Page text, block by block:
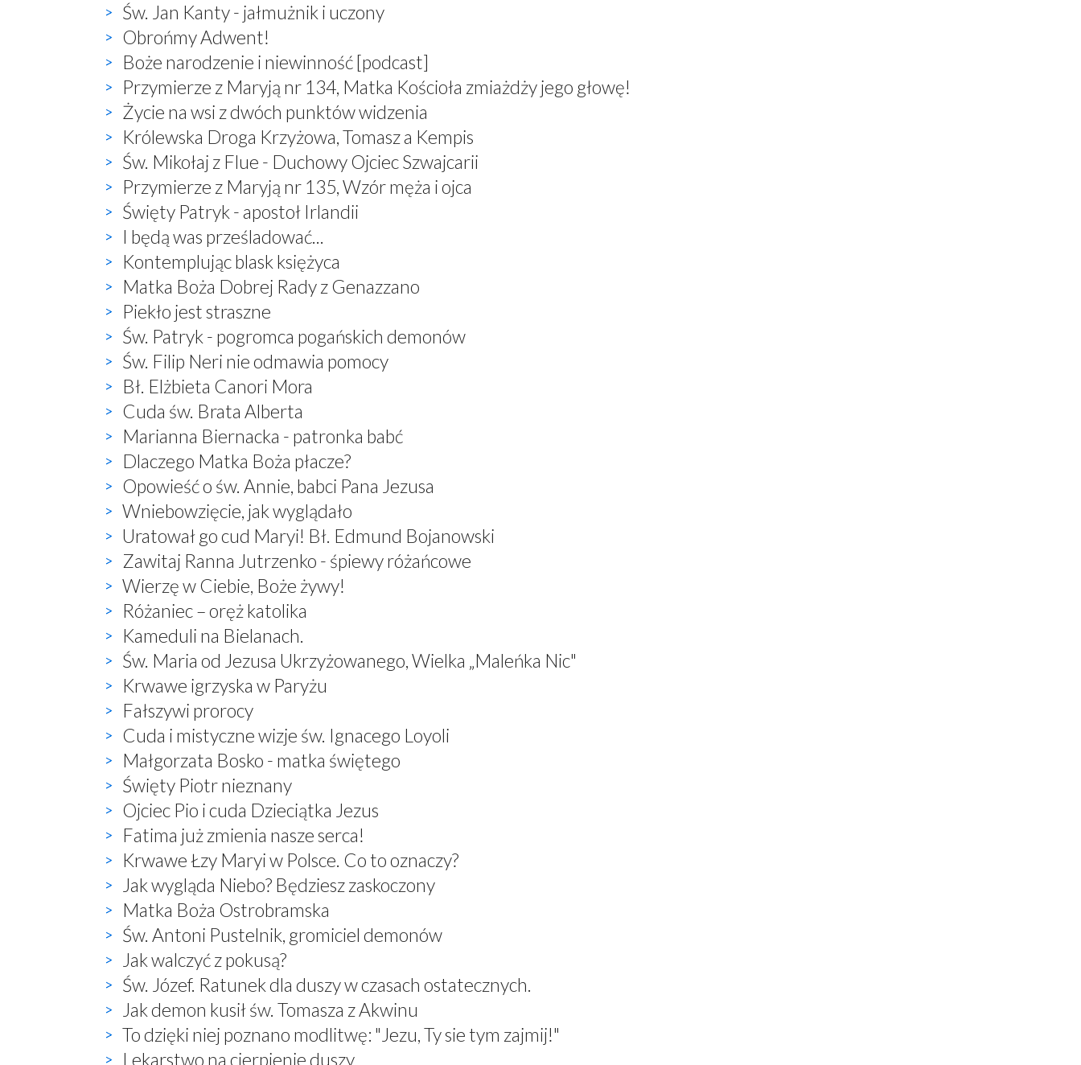
Św. Jan Kanty - jałmużnik i uczony
Obrońmy Adwent!
Boże narodzenie i niewinność [podcast]
Przymierze z Maryją nr 134, Matka Kościoła zmiażdży jego głowę!
Życie na wsi z dwóch punktów widzenia
Królewska Droga Krzyżowa, Tomasz a Kempis
Św. Mikołaj z Flue - Duchowy Ojciec Szwajcarii
Przymierze z Maryją nr 135, Wzór męża i ojca
Święty Patryk - apostoł Irlandii
I będą was prześladować...
Kontemplując blask księżyca
Matka Boża Dobrej Rady z Genazzano
Piekło jest straszne
Św. Patryk - pogromca pogańskich demonów
Św. Filip Neri nie odmawia pomocy
Bł. Elżbieta Canori Mora
Cuda św. Brata Alberta
Marianna Biernacka - patronka babć
Dlaczego Matka Boża płacze?
Opowieść o św. Annie, babci Pana Jezusa
Wniebowzięcie, jak wyglądało
Uratował go cud Maryi! Bł. Edmund Bojanowski
Zawitaj Ranna Jutrzenko - śpiewy różańcowe
Wierzę w Ciebie, Boże żywy!
Różaniec – oręż katolika
Kameduli na Bielanach.
Św. Maria od Jezusa Ukrzyżowanego, Wielka „Maleńka Nic"
Krwawe igrzyska w Paryżu
Fałszywi prorocy
Cuda i mistyczne wizje św. Ignacego Loyoli
Małgorzata Bosko - matka świętego
Święty Piotr nieznany
Ojciec Pio i cuda Dzieciątka Jezus
Fatima już zmienia nasze serca!
Krwawe Łzy Maryi w Polsce. Co to oznaczy?
Jak wygląda Niebo? Będziesz zaskoczony
Matka Boża Ostrobramska
Św. Antoni Pustelnik, gromiciel demonów
Jak walczyć z pokusą?
Św. Józef. Ratunek dla duszy w czasach ostatecznych.
Jak demon kusił św. Tomasza z Akwinu
To dzięki niej poznano modlitwę: "Jezu, Ty sie tym zajmij!"
Lekarstwo na cierpienie duszy